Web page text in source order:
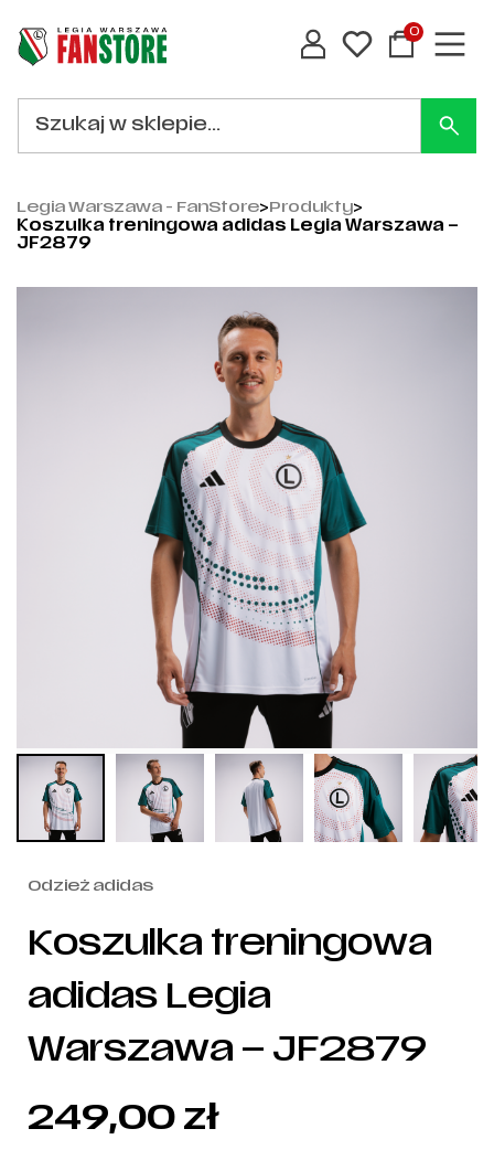
0
Legia Warszawa - FanStore>Produkty>
Koszulka treningowa adidas Legia Warszawa –
JF2879
Odzież adidas
Koszulka treningowa
adidas Legia
Warszawa – JF2879
249,00 zł